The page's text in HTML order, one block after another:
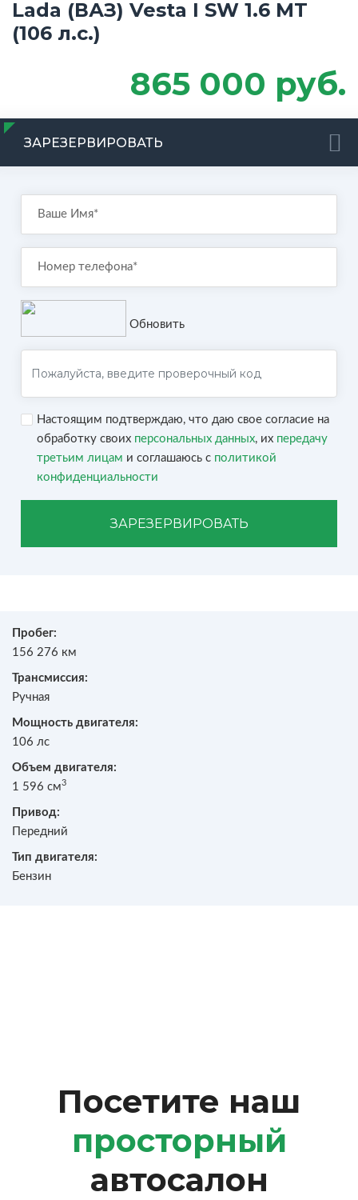
Lada (ВАЗ) Vesta I SW 1.6 MT
(106 л.с.)
865 000 руб.
ЗАРЕЗЕРВИРОВАТЬ
Обновить
Настоящим подтверждаю, что даю свое согласие на
обработку своих персональных данных, их передачу
третьим лицам и соглашаюсь с политикой
конфиденциальности
ЗАРЕЗЕРВИРОВАТЬ
Пробег:
156 276 км
Трансмиссия:
Ручная
Мощность двигателя:
106 лс
Объем двигателя:
1 596 см3
Привод:
Передний
Тип двигателя:
Бензин
Посетите наш
просторный
автосалон